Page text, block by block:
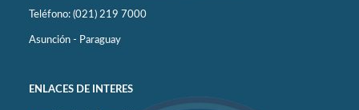
Teléfono: (021) 219 7000
Asunción - Paraguay
ENLACES DE INTERES